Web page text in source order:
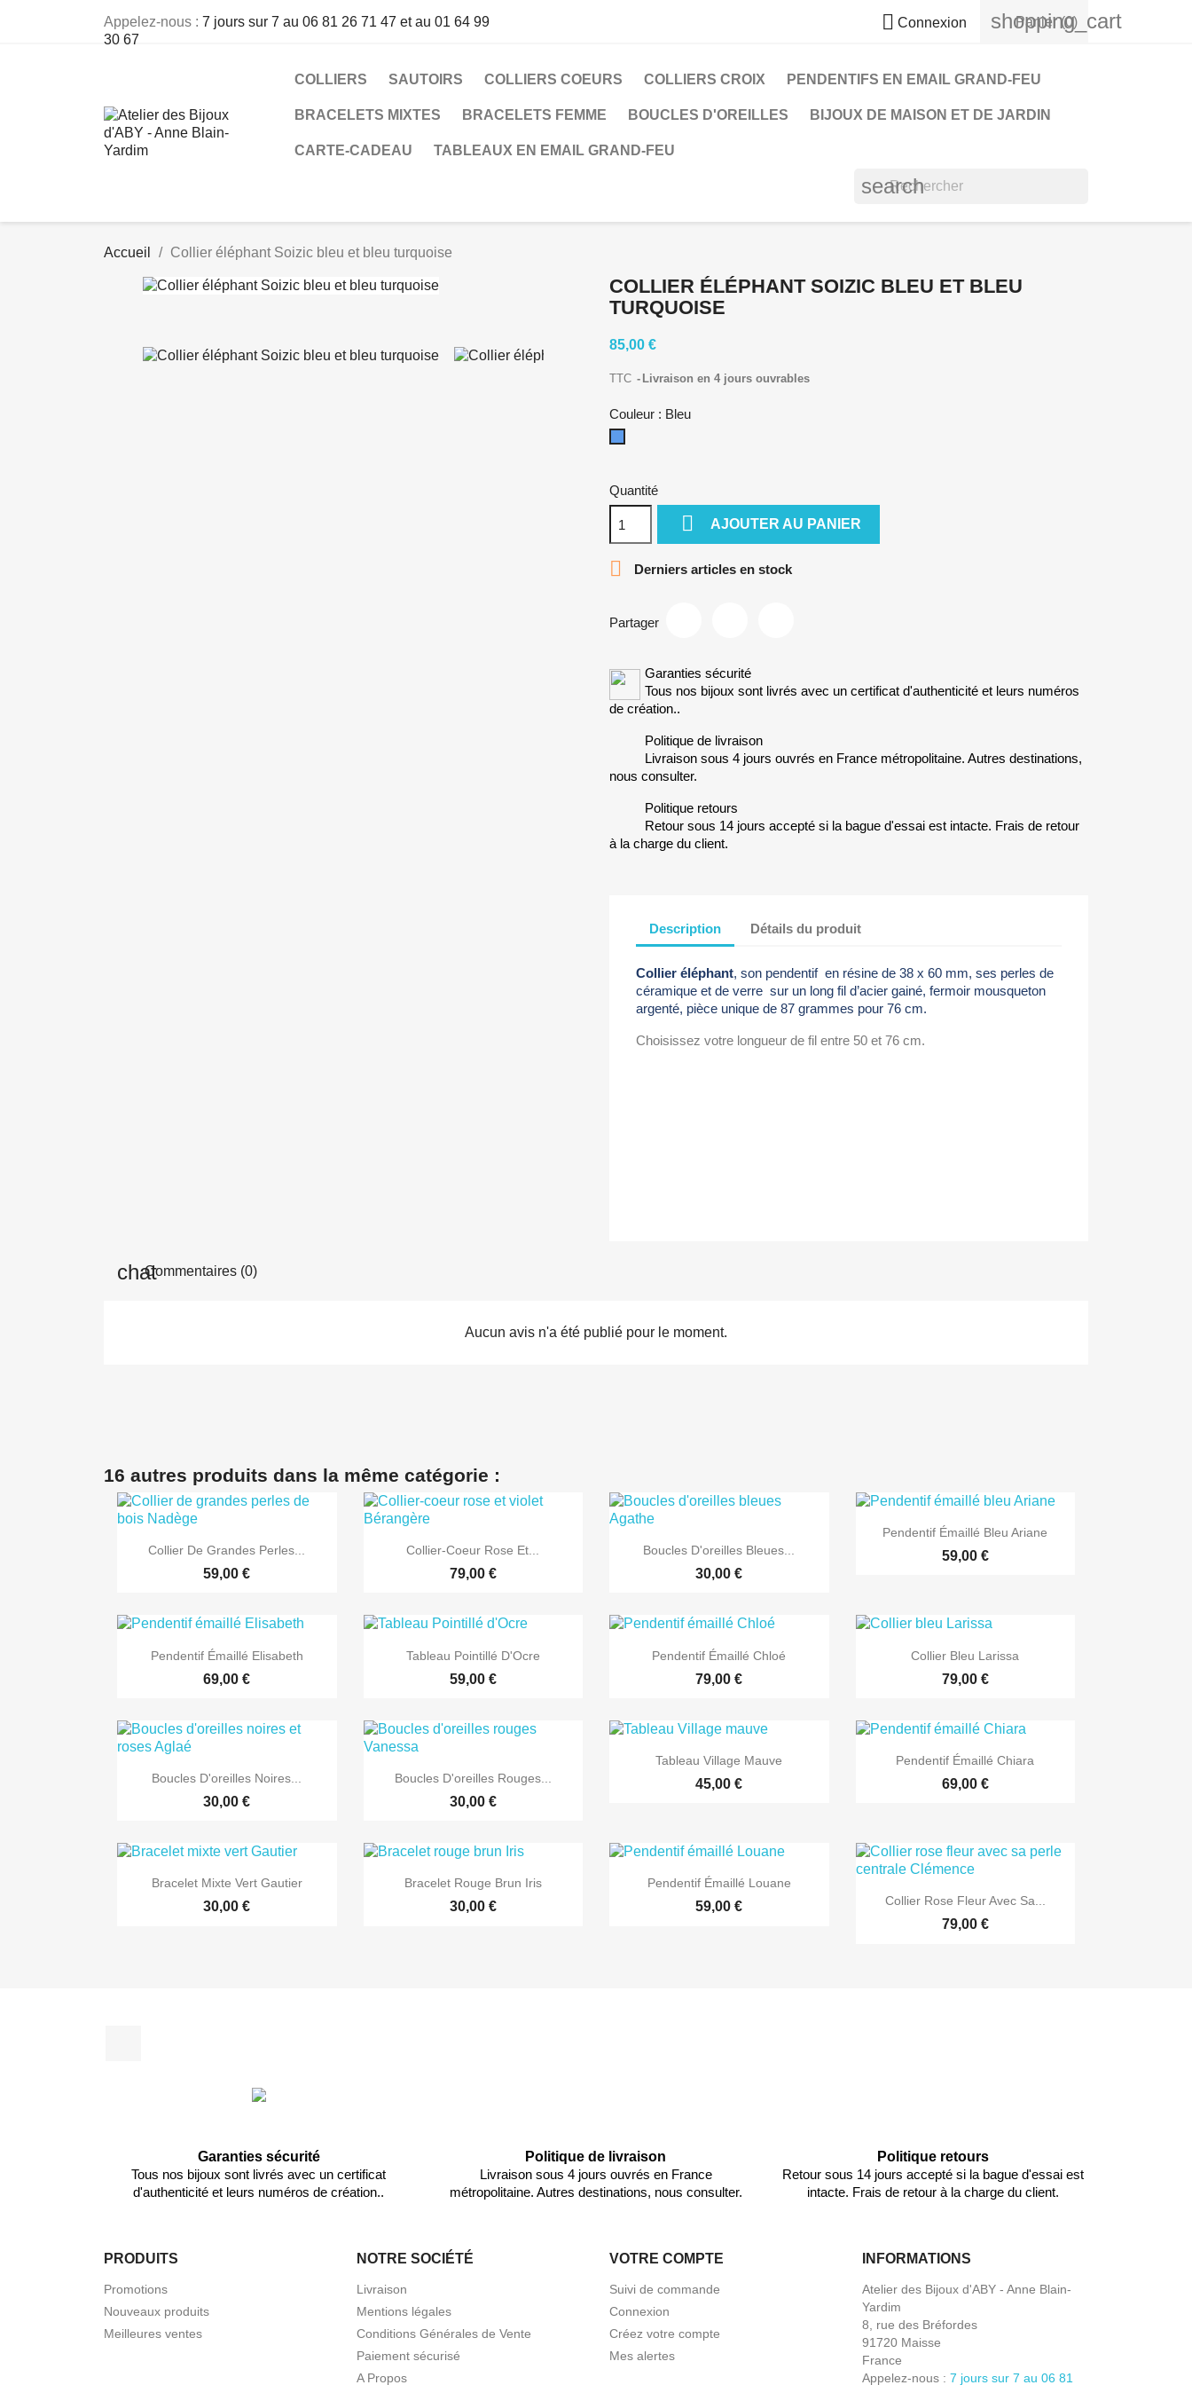
Appelez-nous : 7 jours sur 7 au 06 81 26 71 47 et au 01 64 99
30 67
 Connexion shopping_cart
Panier (0)
COLLIERS SAUTOIRS COLLIERS COEURS COLLIERS CROIX PENDENTIFS EN EMAIL GRAND-FEU
BRACELETS MIXTES BRACELETS FEMME BOUCLES D'OREILLES BIJOUX DE MAISON ET DE JARDIN
CARTE-CADEAU TABLEAUX EN EMAIL GRAND-FEU
search
Accueil Collier éléphant Soizic bleu et bleu turquoise
COLLIER ÉLÉPHANT SOIZIC BLEU ET BLEU
TURQUOISE
85,00 €
TTC Livraison en 4 jours ouvrables
Couleur : Bleu
Quantité
 AJOUTER AU PANIER
 Derniers articles en stock
Partager
Garanties sécurité
Tous nos bijoux sont livrés avec un certificat d'authenticité et leurs numéros
de création..
Politique de livraison
Livraison sous 4 jours ouvrés en France métropolitaine. Autres destinations,
nous consulter.
Politique retours
Retour sous 14 jours accepté si la bague d'essai est intacte. Frais de retour
à la charge du client.
Description Détails du produit
Collier éléphant, son pendentif en résine de 38 x 60 mm, ses perles de
céramique et de verre sur un long fil d’acier gainé, fermoir mousqueton
argenté, pièce unique de 87 grammes pour 76 cm.
Choisissez votre longueur de fil entre 50 et 76 cm.
Commentaires (0)
Aucun avis n'a été publié pour le moment.
16 autres produits dans la même catégorie :
 Aperçu rapide
Collier De Grandes Perles...
59,00 €
 Aperçu rapide
Collier-Coeur Rose Et...
79,00 €
 Aperçu rapide
Boucles D'oreilles Bleues...
30,00 €
 Aperçu rapide
Pendentif Émaillé Bleu Ariane
59,00 €
 Aperçu rapide
Pendentif Émaillé Elisabeth
69,00 €
 Aperçu rapide
Tableau Pointillé D'Ocre
59,00 €
 Aperçu rapide
Pendentif Émaillé Chloé
79,00 €
 Aperçu rapide
Collier Bleu Larissa
79,00 €
 Aperçu rapide
Boucles D'oreilles Noires...
30,00 €
 Aperçu rapide
Boucles D'oreilles Rouges...
30,00 €
 Aperçu rapide
Tableau Village Mauve
45,00 €
 Aperçu rapide
Pendentif Émaillé Chiara
69,00 €
 Aperçu rapide
Bracelet Mixte Vert Gautier
30,00 €
 Aperçu rapide
Bracelet Rouge Brun Iris
30,00 €
 Aperçu rapide
Pendentif Émaillé Louane
59,00 €  Aperçu rapide
Collier Rose Fleur Avec Sa...
79,00 €
Garanties sécurité
Tous nos bijoux sont livrés avec un certificat
d'authenticité et leurs numéros de création..
Politique de livraison
Livraison sous 4 jours ouvrés en France
métropolitaine. Autres destinations, nous consulter.
Politique retours
Retour sous 14 jours accepté si la bague d'essai est
intacte. Frais de retour à la charge du client.
PRODUITS
Promotions
Nouveaux produits
Meilleures ventes
NOTRE SOCIÉTÉ
Livraison
Mentions légales
Conditions Générales de Vente
Paiement sécurisé
A Propos
VOTRE COMPTE
Suivi de commande
Connexion
Créez votre compte
Mes alertes
INFORMATIONS
Atelier des Bijoux d'ABY - Anne Blain-
Yardim
8, rue des Bréfordes
91720 Maisse
France
Appelez-nous : 7 jours sur 7 au 06 81